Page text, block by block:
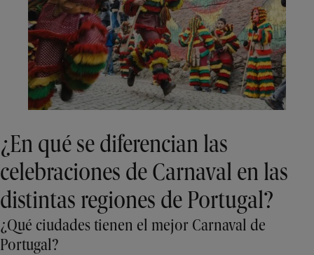
¿En qué se diferencian las
celebraciones de Carnaval en las
distintas regiones de Portugal?
¿Qué ciudades tienen el mejor Carnaval de
Portugal?